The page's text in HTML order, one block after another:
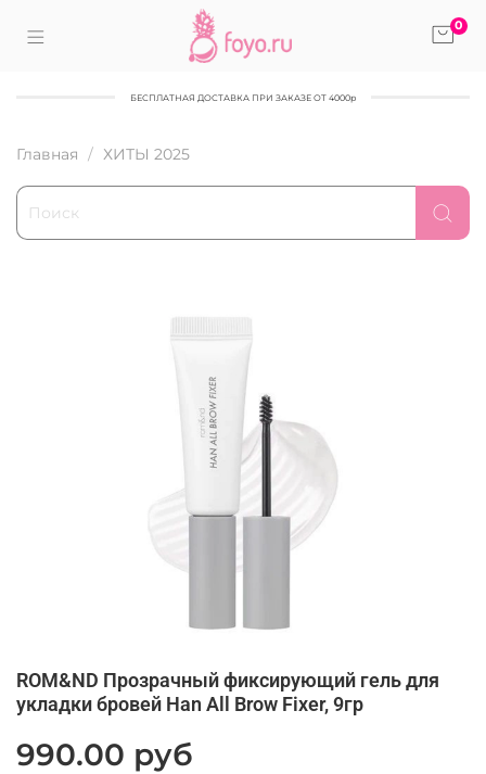
0
БЕСПЛАТНАЯ ДОСТАВКА ПРИ ЗАКАЗЕ ОТ 4000р
Главная ХИТЫ 2025
ROM&ND Прозрачный фиксирующий гель для
укладки бровей Han All Brow Fixer, 9гр
990.00 руб